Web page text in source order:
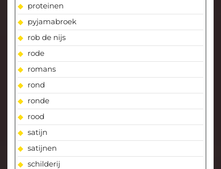
proteinen
pyjamabroek
rob de nijs
rode
romans
rond
ronde
rood
satijn
satijnen
schilderij